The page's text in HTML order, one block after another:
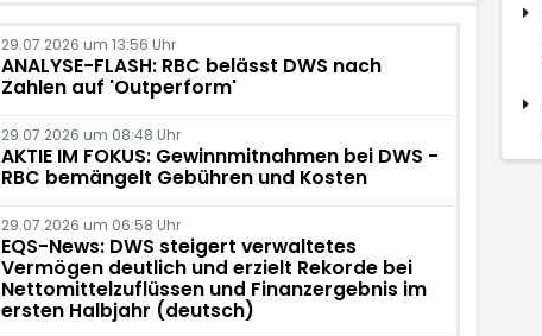
29.07.2026 um 13:56 Uhr
ANALYSE-FLASH: RBC belässt DWS nach
Zahlen auf 'Outperform'
29.07.2026 um 08:48 Uhr
AKTIE IM FOKUS: Gewinnmitnahmen bei DWS -
RBC bemängelt Gebühren und Kosten
29.07.2026 um 06:58 Uhr
EQS-News: DWS steigert verwaltetes
Vermögen deutlich und erzielt Rekorde bei
Nettomittelzuflüssen und Finanzergebnis im
ersten Halbjahr (deutsch)